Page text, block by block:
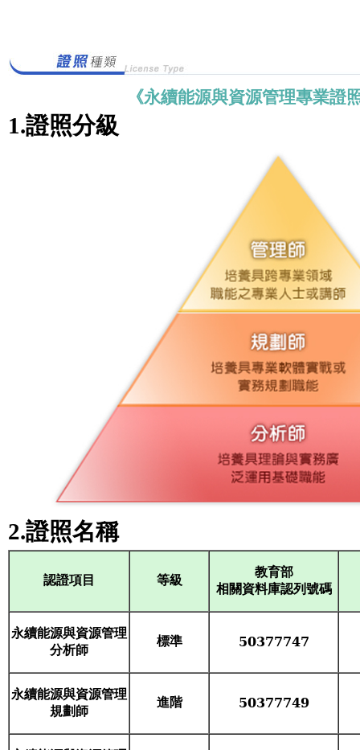
《永續能源與資源管理專業證
1.證照分級
2.證照名稱
認證項目 等級
教育部
相關資料庫認列號碼
永續能源與資源管理
分析師
標準 50377747
永續能源與資源管理
規劃師
進階 50377749